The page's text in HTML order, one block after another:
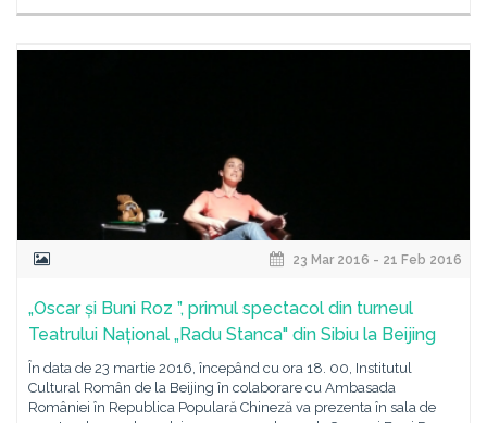
23 Mar 2016 - 21 Feb 2016
„Oscar și Buni Roz ”, primul spectacol din turneul
Teatrului Național „Radu Stanca" din Sibiu la Beijing
În data de 23 martie 2016, începând cu ora 18. 00, Institutul
Cultural Român de la Beijing în colaborare cu Ambasada
României în Republica Populară Chineză va prezenta în sala de